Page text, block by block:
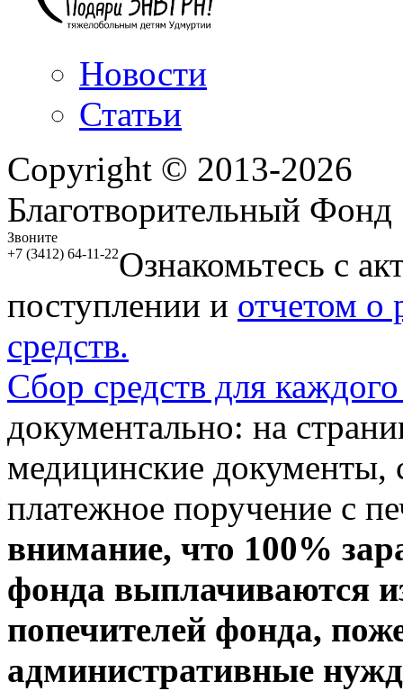
Новости
Статьи
Copyright © 2013-2026
Благотворительный
Звоните
+7 (3412) 64-11-22Ознакомьтесь с
поступлении и отчетом о
средств.
Сбор средств для
документально: на
медицинские документы,
платежное поручение с
внимание, что 100%
фонда выплачиваются
попечителей фонда,
административные